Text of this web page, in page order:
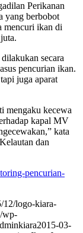
Perikanan
yang berbobot
mencuri ikan di
secara
pencurian ikan.
juga aparat
mengaku kecewa
kapal MV
kata
dan
pencurian-
12/logo-kiara-
wp-
2015-03-